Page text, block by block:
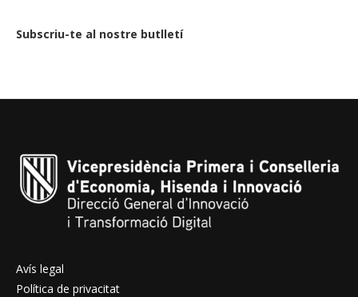
Subscriu-te al nostre butlletí
Avís legal
Política de privacitat